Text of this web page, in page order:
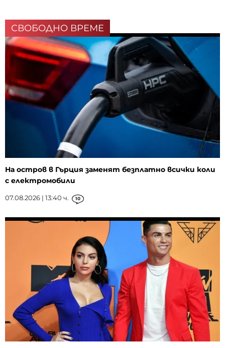
СВОБОДНО ВРЕМЕ
На остров в Гърция заменят безплатно всички коли
с електромобили
07.08.2026 | 13:40 ч. 10